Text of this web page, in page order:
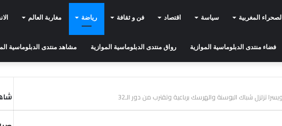
الصحراء المغربية سياسة اقتصاد فن و ثقافة رياضة مغاربة العالم
فضاء منتدى الدبلوماسية الموازية رواق منتدى الدبلوماسية الموازية مشاهد منتدى الدبلوماسية